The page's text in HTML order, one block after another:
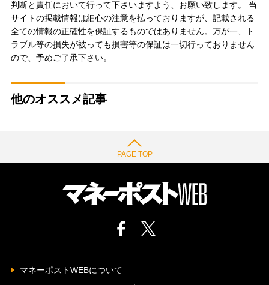
判断と責任において行って下さいますよう、お願い致します。 当
サイトの掲載情報は細心の注意を払っておりますが、記載される
全ての情報の正確性を保証するものではありません。万が一、ト
ラブル等の損失が被っても損害等の保証は一切行っておりません
ので、予めご了承下さい。
他のオススメ記事
PAGE TOP
マネーポストWEBについて